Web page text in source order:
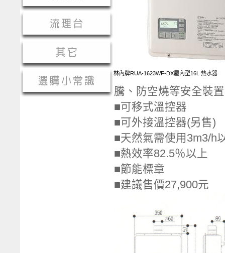
林內牌RUA-1623WF-DX屋內型16L 熱水器
騰、防空燒等安全裝置
■可移式溫控器
■可外接溫控器(另售)
■天然氣需使用3m3/h
■熱效率82.5％以上
■節能標章
■建議售價27,900元